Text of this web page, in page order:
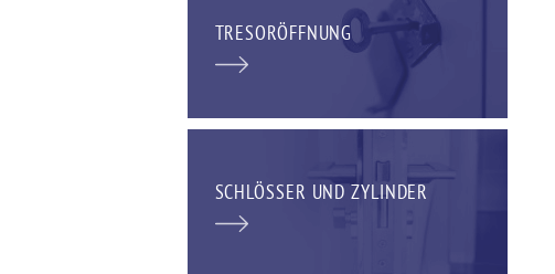
TRESORÖFFNUNG
SCHLÖSSER UND ZYLINDER